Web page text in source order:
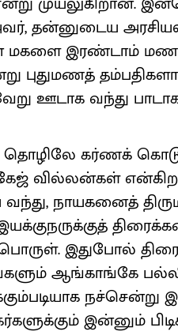
தன்னுடைய அரசியல்
மகளை இரண்டாம் மணம்
புதுமணத்
ஊடாக வந்து
தொழிலே கர்ணக்
வில்லன்கள் என்கிற
வந்து, நாயகனைத்
இதுபோல்
ஆங்காங்கே
இன்னும்